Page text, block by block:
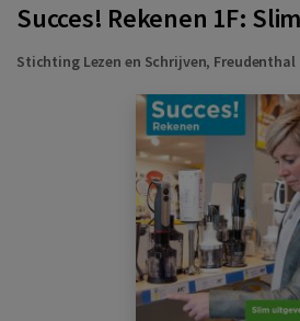
Succes! Rekenen 1F:
Stichting Lezen en Schrijven,